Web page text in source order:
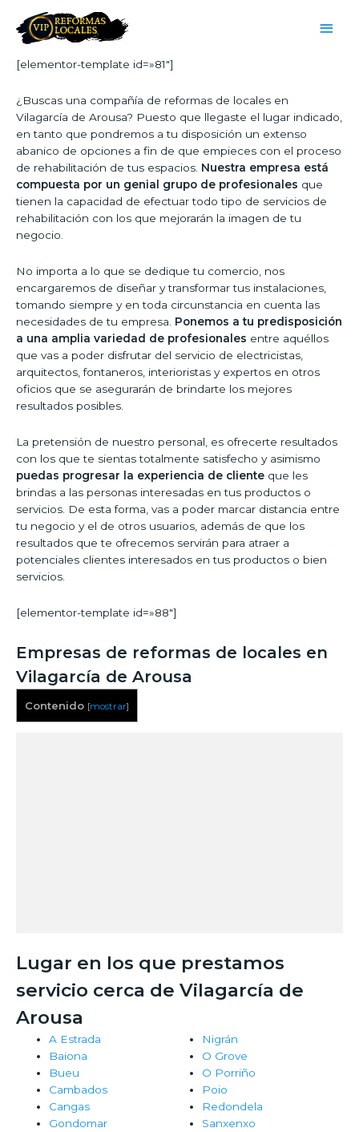
[elementor-template id=»81″]
¿Buscas una compañía de reformas de locales en
Vilagarcía de Arousa? Puesto que llegaste el lugar indicado,
en tanto que pondremos a tu disposición un extenso
abanico de opciones a fin de que empieces con el proceso
de rehabilitación de tus espacios. Nuestra empresa está
compuesta por un genial grupo de profesionales que
tienen la capacidad de efectuar todo tipo de servicios de
rehabilitación con los que mejorarán la imagen de tu
negocio.
No importa a lo que se dedique tu comercio, nos
encargaremos de diseñar y transformar tus instalaciones,
tomando siempre y en toda circunstancia en cuenta las
necesidades de tu empresa. Ponemos a tu predisposición
a una amplia variedad de profesionales entre aquéllos
que vas a poder disfrutar del servicio de electricistas,
arquitectos, fontaneros, interioristas y expertos en otros
oficios que se asegurarán de brindarte los mejores
resultados posibles.
La pretensión de nuestro personal, es ofrecerte resultados
con los que te sientas totalmente satisfecho y asimismo
puedas progresar la experiencia de cliente que les
brindas a las personas interesadas en tus productos o
servicios. De esta forma, vas a poder marcar distancia entre
tu negocio y el de otros usuarios, además de que los
resultados que te ofrecemos servirán para atraer a
potenciales clientes interesados en tus productos o bien
servicios.
[elementor-template id=»88″]
Empresas de reformas de locales en
Vilagarcía de Arousa
Contenido [mostrar]
Lugar en los que prestamos
servicio cerca de Vilagarcía de
Arousa
A Estrada
Baiona
Bueu
Cambados
Cangas
Gondomar
Nigrán
O Grove
O Porriño
Poio
Redondela
Sanxenxo